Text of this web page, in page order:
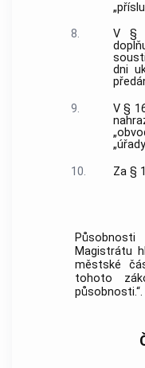
8.
V §
dni
9.
V §
10.
Za §
Magistrátu
městské
tohoto
působnosti.“.